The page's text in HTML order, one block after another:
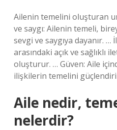
Ailenin temelini oluşturan
ve saygı: Ailenin temeli,
sevgi ve saygıya dayanır. …
arasındaki açık ve sağlıklı
oluşturur. … Güven: Aile
ilişkilerin temelini
Aile nedir,
nelerdir?